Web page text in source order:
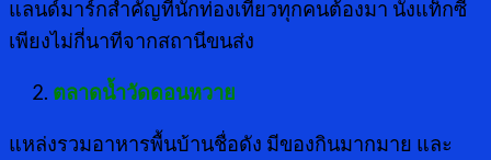
แลนด์มาร์กสำคัญที่นักท่องเที่ยวทุกคนต้องมา นั่งแท็กซี่
เพียงไม่กี่นาทีจากสถานีขนส่ง
ตลาดน้ำวัดดอนหวาย
แหล่งรวมอาหารพื้นบ้านชื่อดัง มีของกินมากมาย และ